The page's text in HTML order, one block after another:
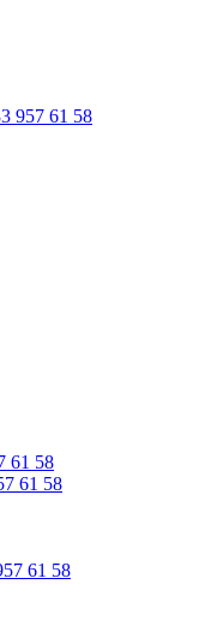
957 61 58
61 58
61 58
61 58